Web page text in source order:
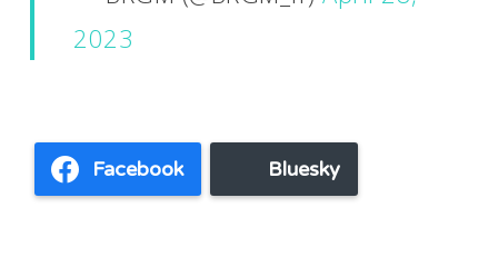
2023
Facebook Bluesky